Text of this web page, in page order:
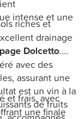
intense et une
riches et
drainage
Dolcetto.
avec des
assurant une
est un vin à la
de fruits
et frais, avec
une finale